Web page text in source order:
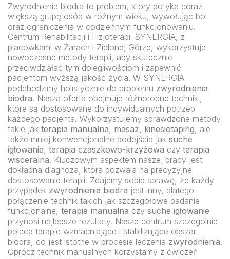
Zwyrodnienie biodra to problem, który dotyka coraz
większą grupę osób w różnym wieku, wywołując ból
oraz ograniczenia w codziennym funkcjonowaniu.
Centrum Rehabilitacji i Fizjoterapii SYNERGIA, z
placówkami w Żarach i Zielonej Górze, wykorzystuje
nowoczesne metody terapii, aby skutecznie
przeciwdziałać tym dolegliwościom i zapewnić
pacjentom wyższą jakość życia. W SYNERGIA
podchodzimy holistycznie do problemu zwyrodnienia
biodra. Nasza oferta obejmuje różnorodne techniki,
które są dostosowane do indywidualnych potrzeb
każdego pacjenta. Wykorzystujemy sprawdzone metody
takie jak terapia manualna masaż kinesiotaping , ale
także mniej konwencjonalne podejścia jak suche
igłowanie terapia czaszkowo-krzyżowa czy terapia
wisceralna. Kluczowym aspektem naszej pracy jest
dokładna diagnoza, która pozwala na precyzyjne
dostosowanie terapii. Zdajemy sobie sprawę, że każdy
przypadek zwyrodnienia biodra jest inny, dlatego
połączenie technik takich jak szczegółowe badanie
funkcjonalne, terapia manualna czy suche igłowanie
przynosi najlepsze rezultaty. Nasze centrum szczególnie
poleca terapie wzmacniające i stabilizujące obszar
biodra, co jest istotne w procesie leczenia zwyrodnienia.
Oprócz technik manualnych korzystamy z ćwiczeń